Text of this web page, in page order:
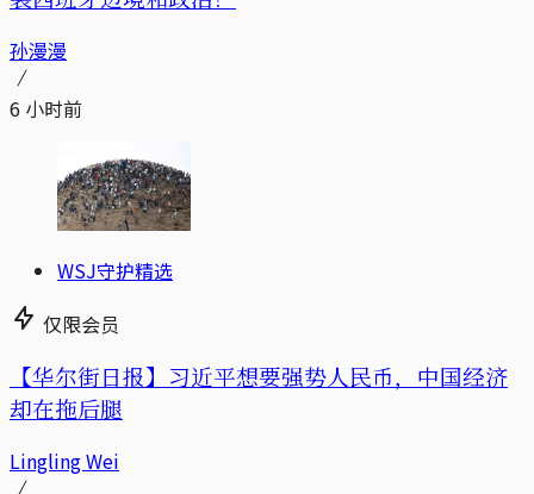
孙漫漫
6 小时前
WSJ守护精选
仅限会员
【华尔街日报】习近平想要强势人民币，中国经济
却在拖后腿
Lingling Wei